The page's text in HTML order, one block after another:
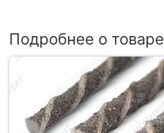
Подробнее о товаре